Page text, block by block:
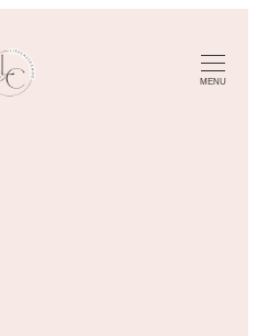
MENU